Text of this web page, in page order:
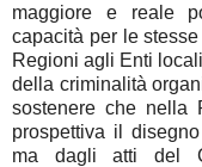
maggiore e reale
capacità per le
Regioni agli Enti
della criminalità
sostenere che nella
prospettiva il
ma dagli atti del